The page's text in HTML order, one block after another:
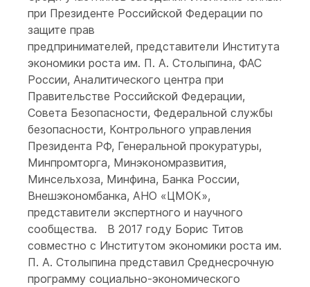
при Президенте Российской Федерации по
защите прав
предпринимателей, представители Института
экономики роста им. П. А. Столыпина, ФАС
России, Аналитического центра при
Правительстве Российской Федерации,
Совета Безопасности, Федеральной службы
безопасности, Контрольного управления
Президента РФ, Генеральной прокуратуры,
Минпромторга, Минэкономразвития,
Минсельхоза, Минфина, Банка России,
Внешэкономбанка, АНО «ЦМОК»,
представители экспертного и научного
сообщества. В 2017 году Борис Титов
совместно с Институтом экономики роста им.
П. А. Столыпина представил Среднесрочную
программу социально-экономического